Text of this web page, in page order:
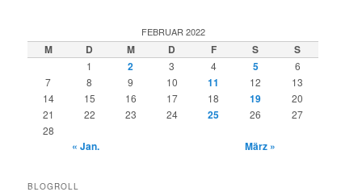
FEBRUAR 2022
M D M D F S S
1 2 3 4 5
6
7
8 9 10 11 12
13
14
15 16 17 18 19
20
21
22 23 24 25 26
27
28
« Jan. März »
BLOGROLL